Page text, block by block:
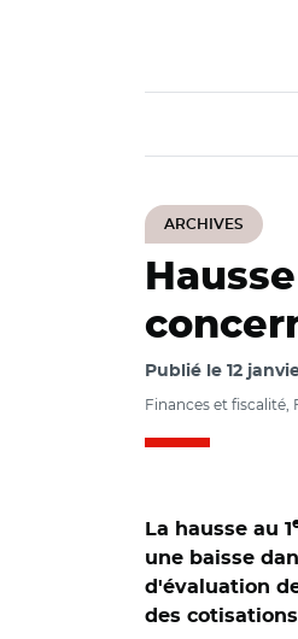
ARCHIVES
Publié le 12
Finances et
La hausse au 1
une baisse
d'évaluation
des